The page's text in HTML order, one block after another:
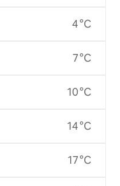
4 °C
7 °C
10 °C
14 °C
17 °C